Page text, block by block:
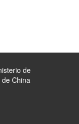
de
China